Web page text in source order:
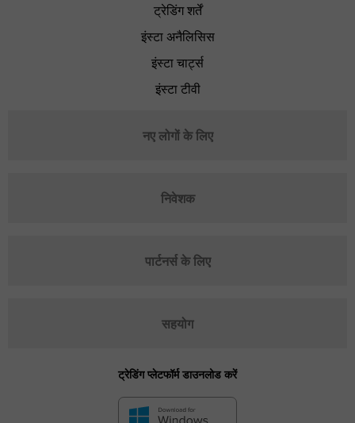
ट्रेडिंग शर्तें
इंस्टा अनैलिसिस
इंस्टा चार्ट्स
इंस्टा टीवी
नए लोगों के लिए
निवेशक
पार्टनर्स के लिए
सहयोग
ट्रेडिंग प्लेटफॉर्म डाउनलोड करें